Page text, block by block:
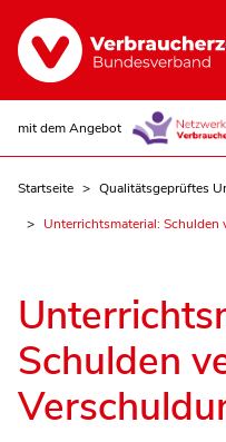
mit dem Angebot
Startseite
Qualitätsgeprüftes
Unterrichtsmaterial: Schulden
Schulden